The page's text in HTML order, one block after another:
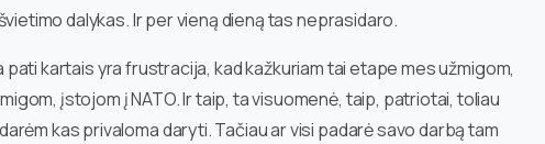
dalykas. Ir per vieną dieną tas neprasidaro.
pati kartais yra frustracija, kad kažkuriam tai etape mes užmigom,
įstojom į NATO. Ir taip, ta visuomenė, taip, patriotai, toliau
kas privaloma daryti. Tačiau ar visi padarė savo darbą tam